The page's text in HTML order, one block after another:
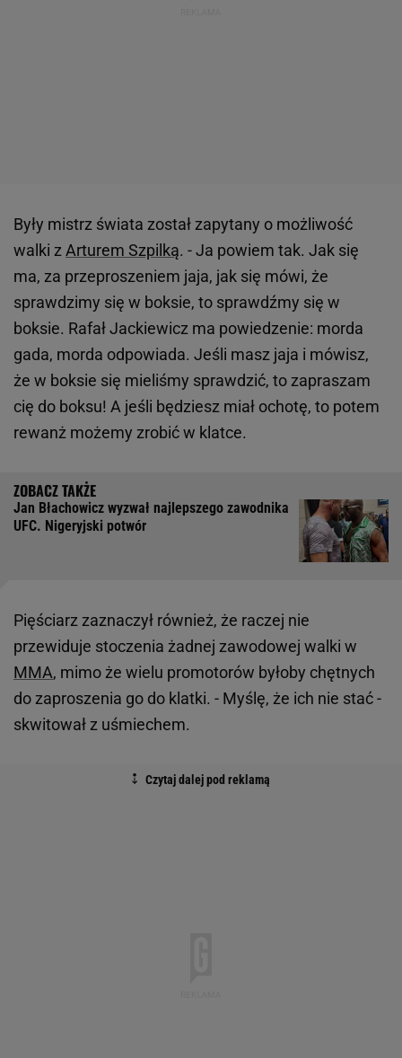
Były mistrz świata został zapytany o możliwość
walki z Arturem Szpilką. - Ja powiem tak. Jak się
ma, za przeproszeniem jaja, jak się mówi, że
sprawdzimy się w boksie, to sprawdźmy się w
boksie. Rafał Jackiewicz ma powiedzenie: morda
gada, morda odpowiada. Jeśli masz jaja i mówisz,
że w boksie się mieliśmy sprawdzić, to zapraszam
cię do boksu! A jeśli będziesz miał ochotę, to potem
rewanż możemy zrobić w klatce.
Jan Błachowicz wyzwał najlepszego zawodnika
UFC. Nigeryjski potwór
Pięściarz zaznaczył również, że raczej nie
przewiduje stoczenia żadnej zawodowej walki w
MMA, mimo że wielu promotorów byłoby chętnych
do zaproszenia go do klatki. - Myślę, że ich nie stać -
skwitował z uśmiechem.